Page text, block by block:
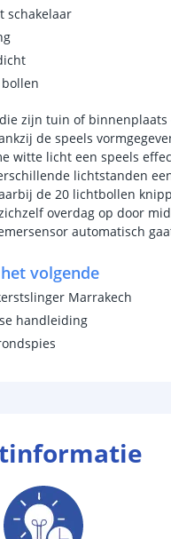
schakelaar
zijn tuin of
de speels
witte licht een speels
lichtstanden
de 20 lichtbollen
overdag op door
automatisch
volgende
Marrakech
handleiding